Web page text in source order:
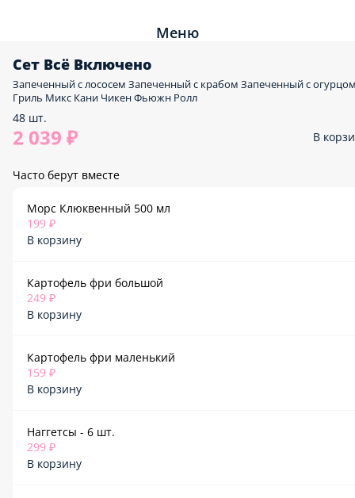
Меню
Сет Всё Включено
Запеченный с лососем Запеченный с крабом Запеченный с
Гриль Микс Кани Чикен Фьюжн Ролл
48 шт.
2 039 ₽ В
Часто берут вместе
Морс Клюквенный 500 мл
199 ₽
В корзину
Картофель фри большой
249 ₽
В корзину
Картофель фри маленький
159 ₽
В корзину
Наггетсы - 6 шт.
299 ₽
В корзину